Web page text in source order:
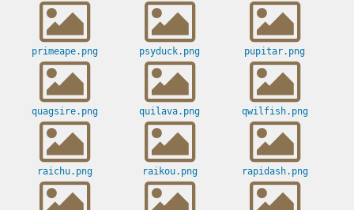
primeape.png psyduck.png pupitar.png
quagsire.png quilava.png qwilfish.png
raichu.png raikou.png rapidash.png